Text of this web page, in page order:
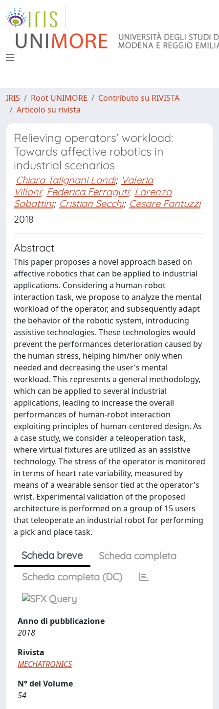
IRIS Root UNIMORE
Contributo su RIVISTA
Articolo su rivista
Relieving operators’ workload:
Towards affective robotics in
industrial scenarios
Chiara Talignani Landi; Valeria
Villani; Federica Ferraguti; Lorenzo
Sabattini; Cristian Secchi; Cesare Fantuzzi
2018
Abstract
This paper proposes a novel approach based on
affective robotics that can be applied to industrial
applications. Considering a human-robot
interaction task, we propose to analyze the mental
workload of the operator, and subsequently adapt
the behavior of the robotic system, introducing
assistive technologies. These technologies would
prevent the performances deterioration caused by
the human stress, helping him/her only when
needed and decreasing the user's mental
workload. This represents a general methodology,
which can be applied to several industrial
applications, leading to increase the overall
performances of human-robot interaction
exploiting principles of human-centered design. As
a case study, we consider a teleoperation task,
where virtual fixtures are utilized as an assistive
technology. The stress of the operator is monitored
in terms of heart rate variability, measured by
means of a wearable sensor tied at the operator's
wrist. Experimental validation of the proposed
architecture is performed on a group of 15 users
that teleoperate an industrial robot for performing
a pick and place task.
Scheda breve
Scheda completa
Scheda completa (DC)
Anno di pubblicazione
2018
Rivista
MECHATRONICS
N° del Volume
54